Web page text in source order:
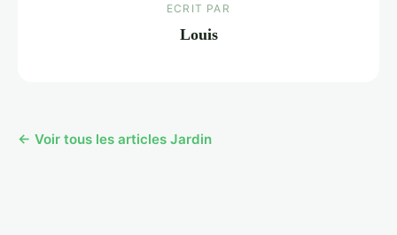
ECRIT PAR
Louis
← Voir tous les articles Jardin